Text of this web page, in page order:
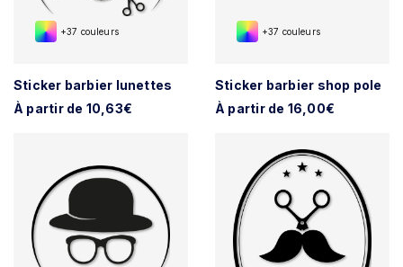
+37 couleurs
Sticker barbier lunettes
À partir de 10,63€
+37 couleurs
Sticker barbier shop pole
À partir de 16,00€